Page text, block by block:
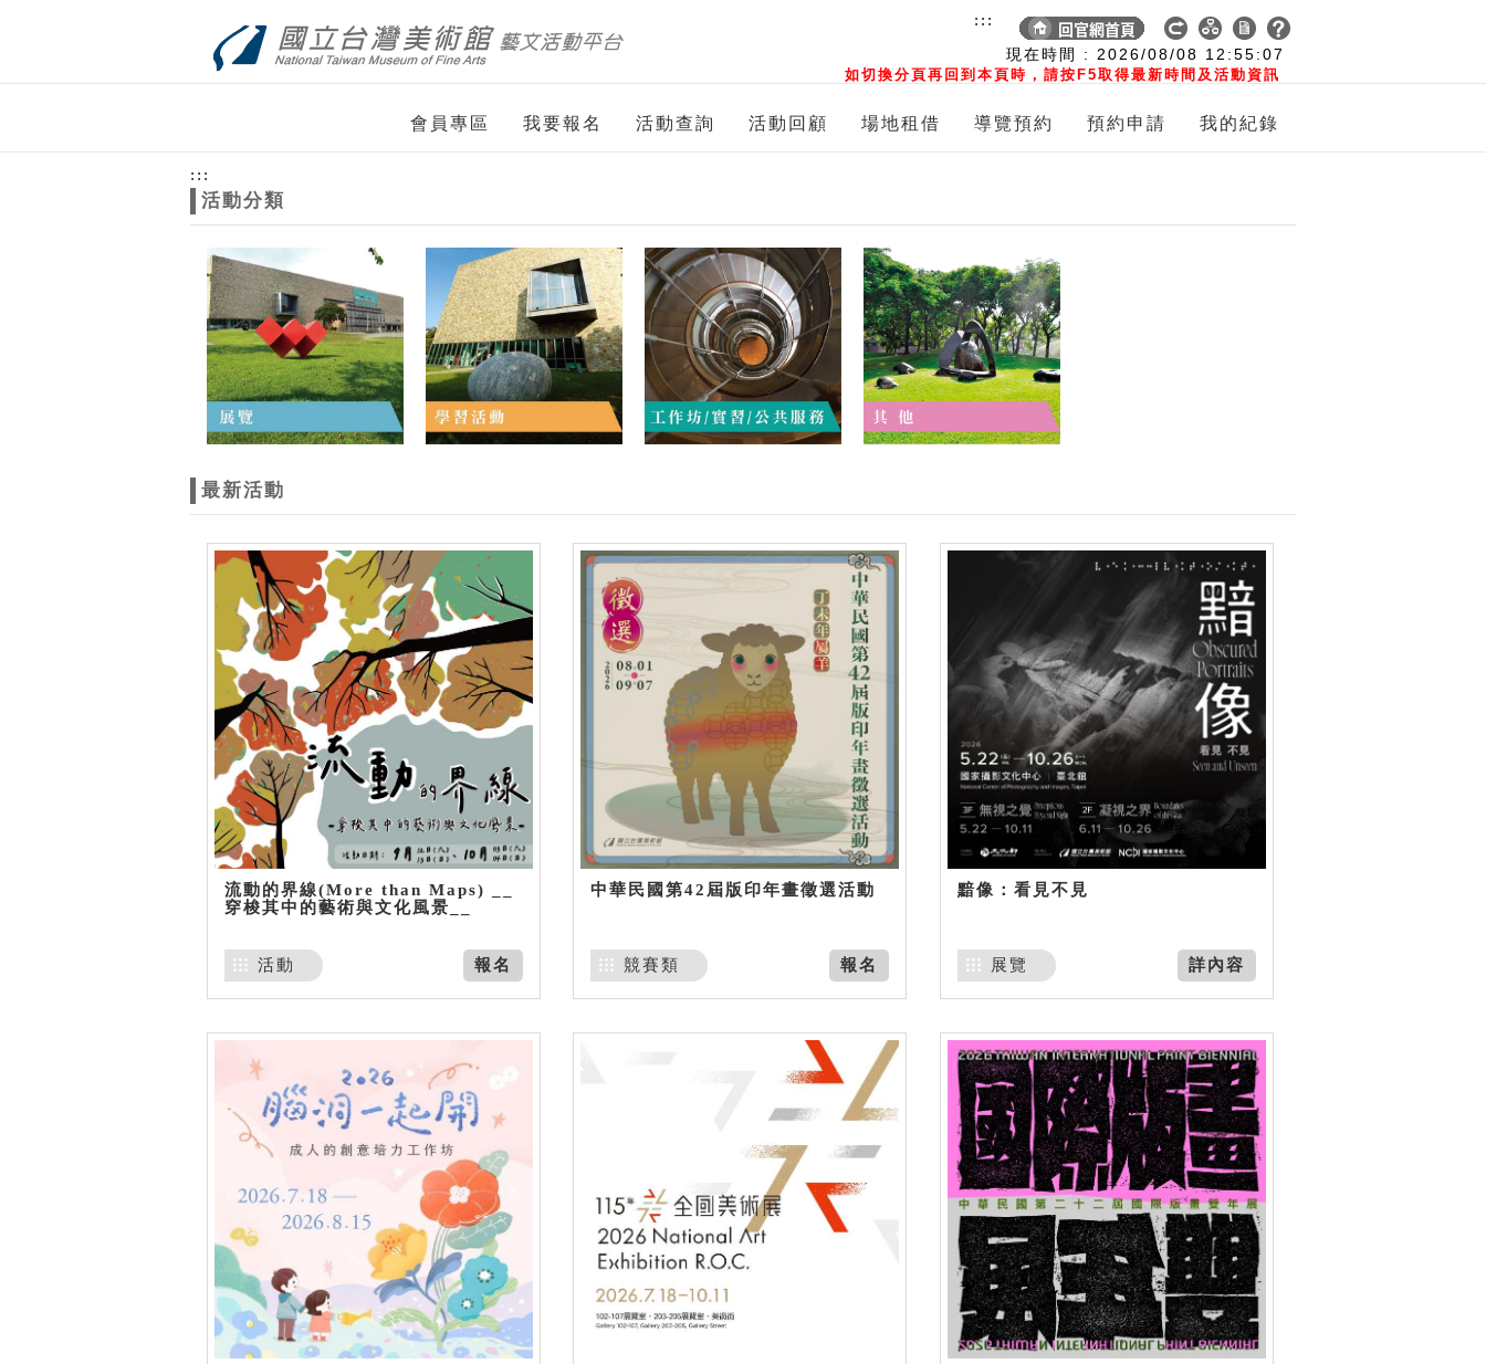
現在時間 : 2026/08/08 12:55:08
如切換分頁再回到本頁時，請按F5取得最新時間及活動資訊
:::
會員專區 我要報名 活動查詢 活動回顧 場地租借 導覽預約 預約申請 我的紀錄
:::
活動分類
最新活動
流動的界線(More than Maps) __
穿梭其中的藝術與文化風景__
報名
活動
中華民國第42屆版印年畫徵選活動
報名
競賽類
黯像：看見不見
詳內容
展覽